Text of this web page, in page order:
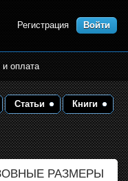
Регистрация Войти
и оплата
Статьи Книги
РАЗМЕРЫ